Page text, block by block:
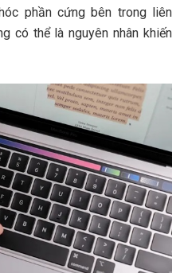
phần cứng bên trong liên
có thể là nguyên nhân khiến